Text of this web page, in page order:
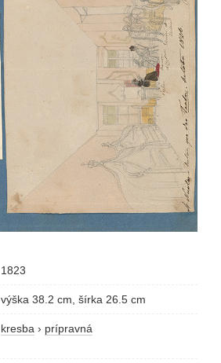
1823
výška 38.2 cm, šírka 26.5 cm
kresba › prípravná